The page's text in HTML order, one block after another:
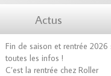
Actus
Fin de saison et rentrée 2026 :
toutes les infos !
C’est la rentrée chez Roller